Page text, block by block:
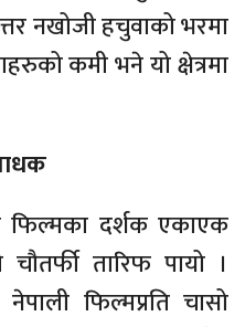
नखोजी हचुवाको भरमा
कमी भने यो क्षेत्रमा
फिल्मका दर्शक एकाएक
तारिफ पायो ।
फिल्मप्रति चासो